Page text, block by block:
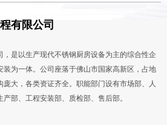
有限公司
，是以生产现代不锈钢厨房设备为主的综合性企
装为一体。公司座落于佛山市国家高新区，占地
大，各类资证齐全。职能部门设有市场部、人
部、工程安装部、质检部、售后部。